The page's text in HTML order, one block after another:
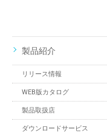
製品紹介
リリース情報
WEB版カタログ
製品取扱店
ダウンロードサービス